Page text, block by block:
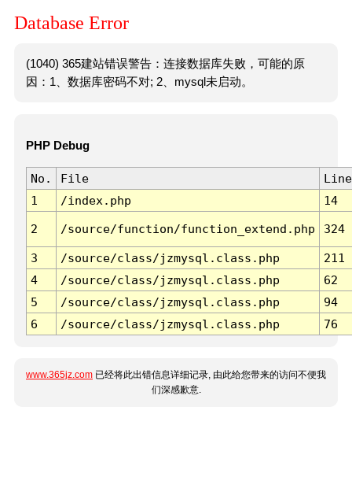
Database Error
(1040) 365建站错误警告：连接数据库失败，可能的原
因：1、数据库密码不对; 2、mysql未启动。
PHP Debug
No. File
Line
1
/index.php 14
2 /source/function/function_extend.php 324
3 /source/class/jzmysql.class.php
211
4
/source/class/jzmysql.class.php
62
5
/source/class/jzmysql.class.php
94
6
/source/class/jzmysql.class.php 76
www.365jz.com 已经将此出错信息详细记录, 由此给您带来的访问不便我
们深感歉意.